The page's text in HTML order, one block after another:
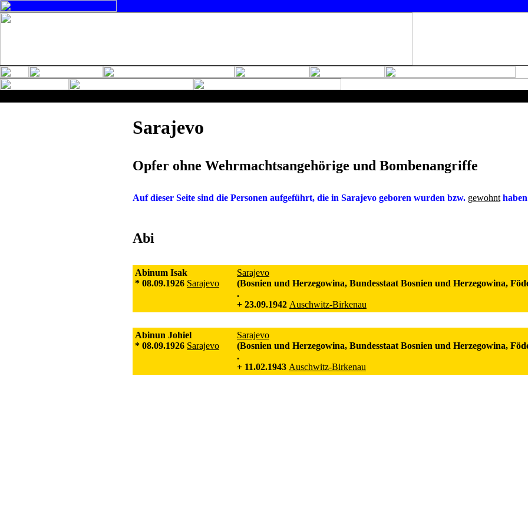
Sarajevo
Opfer ohne Wehrmachtsangehörige und Bombenangriffe
Auf dieser Seite sind die Personen aufgeführt, die in Sarajevo geboren wurden bzw. gewohnt
Abi
Abinum Isak
* 08.09.1926 Sarajevo
Sarajevo
(Bosnien und Herzegowina, Bundesstaat Bosnien und Herzegowina,
.
+ 23.09.1942 Auschwitz-Birkenau
Abinun Johiel
* 08.09.1926 Sarajevo
Sarajevo
(Bosnien und Herzegowina, Bundesstaat Bosnien und Herzegowina,
.
+ 11.02.1943 Auschwitz-Birkenau